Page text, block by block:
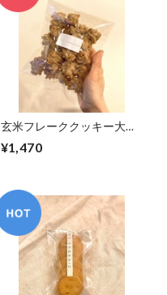
玄米フレーククッキー大
ガン)
¥1,470